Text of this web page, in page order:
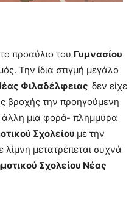
προαύλιο του Γυμνασίου
Την ίδια στιγμή μεγάλο
Φιλαδέλφειας δεν είχε
βροχής την προηγούμενη
άλλη μια φορά- πλημμύρα
Σχολείου με την
μετατρέπεται συχνά
Σχολείου Νέας